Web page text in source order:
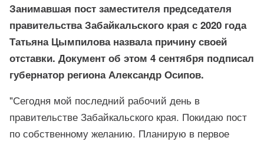
Занимавшая пост заместителя председателя
правительства Забайкальского края с 2020 года
Татьяна Цымпилова назвала причину своей
отставки. Документ об этом 4 сентября подписал
губернатор региона Александр Осипов.
"Сегодня мой последний рабочий день в
правительстве Забайкальского края. Покидаю пост
по собственному желанию. Планирую в первое